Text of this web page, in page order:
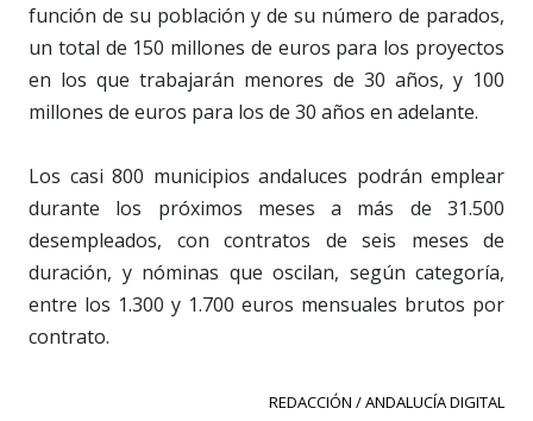
función de su población y de su número de parados,
un total de 150 millones de euros para los proyectos
en los que trabajarán menores de 30 años, y 100
millones de euros para los de 30 años en adelante.
Los casi 800 municipios andaluces podrán emplear
durante los próximos meses a más de 31.500
desempleados, con contratos de seis meses de
duración, y nóminas que oscilan, según categoría,
entre los 1.300 y 1.700 euros mensuales brutos por
contrato.
REDACCIÓN / ANDALUCÍA DIGITAL